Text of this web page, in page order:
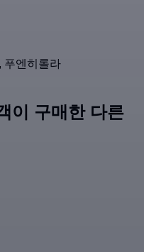
푸엔히롤라
이 구매한 다른